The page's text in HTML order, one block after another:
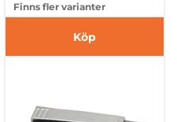
Finns fler varianter
Köp